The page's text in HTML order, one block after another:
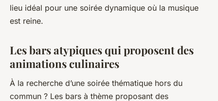
lieu idéal pour une soirée dynamique où la musique
est reine.
Les bars atypiques qui proposent des
animations culinaires
À la recherche d’une soirée thématique hors du
commun ? Les bars à thème proposant des